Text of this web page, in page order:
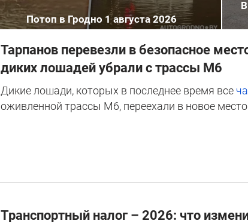
Потоп в Гродно 1 августа 2026
Тарпанов перевезли в безопасное
диких лошадей убрали с трассы М6
Дикие лошади, которых в последнее время все
оживленной трассы М6, переехали в новое
Транспортный налог – 2026: что